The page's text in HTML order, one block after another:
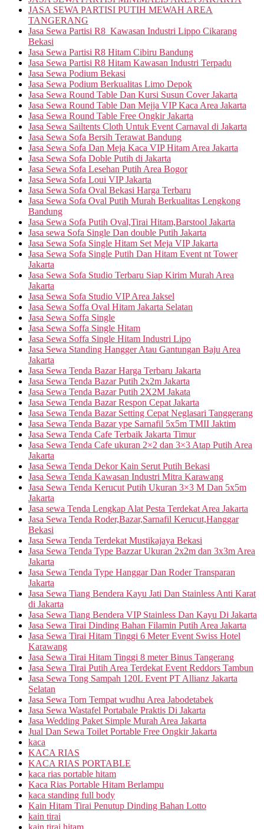
JASA SEWA PARTISI PUTIH MEWAH AREA
TANGERANG
Jasa Sewa Partisi R8 Kawasan Industri Lippo Cikarang
Bekasi
Jasa Sewa Partisi R8 Hitam Cibiru Bandung
Jasa Sewa Partisi R8 Hitam Kawasan Industri Terpadu
Jasa Sewa Podium Bekasi
Jasa Sewa Podium Berkualitas Limo Depok
Jasa Sewa Round Table Dan Kursi Susun Cover Jakarta
Jasa Sewa Round Table Dan Mejja VIP Kaca Area Jakarta
Jasa Sewa Round Table Free Ongkir Jakarta
Jasa Sewa Sailtents Cloth Untuk Event Carnaval di Jakarta
Jasa Sewa Sofa Bersih Terawat Bandung
Jasa Sewa Sofa Dan Meja Kaca VIP Hitam Area Jakarta
Jasa Sewa Sofa Doble Putih di Jakarta
Jasa Sewa Sofa Lesehan Putih Area Bogor
Jasa Sewa Sofa Loui VIP Jakarta
Jasa Sewa Sofa Oval Bekasi Harga Terbaru
Jasa Sewa Sofa Oval Putih Murah Berkualitas Lengkong
Bandung
Jasa Sewa Sofa Putih Oval,Tirai Hitam,Barstool Jakarta
Jasa sewa Sofa Single Dan double Putih Jakarta
Jasa Sewa Sofa Single Hitam Set Meja VIP Jakarta
Jasa Sewa Sofa Single Putih Dan Hitam Event nt Tower
Jakarta
Jasa Sewa Sofa Studio Terbaru Siap Kirim Murah Area
Jakarta
Jasa Sewa Sofa Studio VIP Area Jaksel
Jasa Sewa Soffa Oval Hitam Jakarta Selatan
Jasa Sewa Soffa Single
Jasa Sewa Soffa Single Hitam
Jasa Sewa Soffa Single Hitam Industri Lipo
Jasa Sewa Standing Hangger Atau Gantungan Baju Area
Jakarta
Jasa Sewa Tenda Bazar Harga Terbaru Jakarta
Jasa Sewa Tenda Bazar Putih 2x2m Jakarta
Jasa Sewa Tenda Bazar Putih 2X2M Jakata
Jasa Sewa Tenda Bazar Respon Cepat Jakarta
Jasa Sewa Tenda Bazar Setting Cepat Neglasari Tanggerang
Jasa Sewa Tenda Bazar ype Sarnafil 5x5m TMII Jaktim
Jasa Sewa Tenda Cafe Terbaik Jakarta Timur
Jasa Sewa Tenda Cafe ukuran 2×2 dan 3×3 Atap Putih Area
Jakarta
Jasa Sewa Tenda Dekor Kain Serut Putih Bekasi
Jasa Sewa Tenda Kawasan Industri Mitra Karawang
Jasa Sewa Tenda Kerucut Putih Ukuran 3×3 M Dan 5x5m
Jakarta
Jasa sewa Tenda Lengkap Alat Pesta Terdekat Area Jakarta
Jasa Sewa Tenda Roder,Bazar,Sarnafil Kerucut,Hanggar
Bekasi
Jasa Sewa Tenda Terdekat Mustikajaya Bekasi
Jasa Sewa Tenda Type Bazzar Ukuran 2x2m dan 3x3m Area
Jakarta
Jasa Sewa Tenda Type Hanggar Dan Roder Transparan
Jakarta
Jasa Sewa Tiang Bendera Kayu Jati Dan Stainless Anti Karat
di Jakarta
Jasa Sewa Tiang Bendera VIP Stainless Dan Kayu Di Jakarta
Jasa Sewa Tirai Dinding Bahan Filamin Putih Area Jakarta
Jasa Sewa Tirai Hitam Tinggi 6 Meter Event Swiss Hotel
Karawang
Jasa Sewa Tirai Hitam Tinggi 8 meter Binus Tangerang
Jasa Sewa Tirai Putih Area Terdekat Event Reddors Tambun
Jasa Sewa Tong Sampah 120L Event PT Allianz Jakarta
Selatan
Jasa Sewa Torn Tempat wudhu Area Jabodetabek
Jasa Sewa Wastafel Portabale Praktis Di Jakarta
Jasa Wedding Paket Simple Murah Area Jakarta
Jual Dan Sewa Toilet Portable Free Ongkir Jakarta
kaca
KACA RIAS
KACA RIAS PORTABLE
kaca rias portable hitam
Kaca Rias Portable Hitam Berlampu
kaca standing full body
Kain Hitam Tirai Penutup Dinding Bahan Lotto
kain tirai
kain tirai hitam